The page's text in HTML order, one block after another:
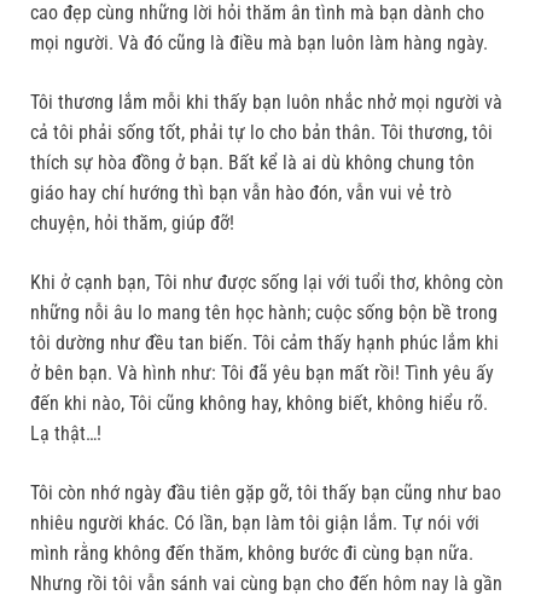
cao đẹp cùng những lời hỏi thăm ân tình mà bạn dành cho
mọi người. Và đó cũng là điều mà bạn luôn làm hàng ngày.
Tôi thương lắm mỗi khi thấy bạn luôn nhắc nhở mọi người và
cả tôi phải sống tốt, phải tự lo cho bản thân. Tôi thương, tôi
thích sự hòa đồng ở bạn. Bất kể là ai dù không chung tôn
giáo hay chí hướng thì bạn vẫn hào đón, vẫn vui vẻ trò
chuyện, hỏi thăm, giúp đỡ!
Khi ở cạnh bạn, Tôi như được sống lại với tuổi thơ, không còn
những nỗi âu lo mang tên học hành; cuộc sống bộn bề trong
tôi dường như đều tan biến. Tôi cảm thấy hạnh phúc lắm khi
ở bên bạn. Và hình như: Tôi đã yêu bạn mất rồi! Tình yêu ấy
đến khi nào, Tôi cũng không hay, không biết, không hiểu rõ.
Lạ thật…!
Tôi còn nhớ ngày đầu tiên gặp gỡ, tôi thấy bạn cũng như bao
nhiêu người khác. Có lần, bạn làm tôi giận lắm. Tự nói với
mình rằng không đến thăm, không bước đi cùng bạn nữa.
Nhưng rồi tôi vẫn sánh vai cùng bạn cho đến hôm nay là gần